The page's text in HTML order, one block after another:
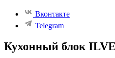
Вконтакте
Telegram
Кухонный блок